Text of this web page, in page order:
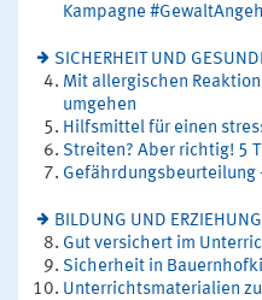
Kampagne
SICHERHEIT UND
Mit allergischen
umgehen
Hilfsmittel für einen
Streiten? Aber richtig! 5
BILDUNG UND ERZIEHUNG
Gut versichert im
Sicherheit in
Unterrichtsmaterialien